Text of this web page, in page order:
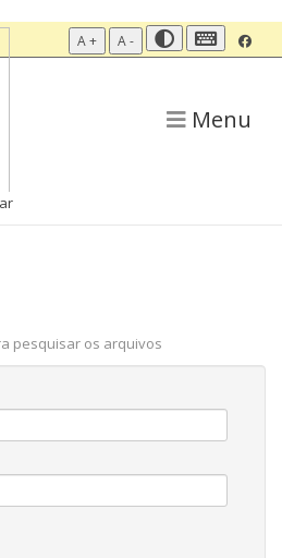
A + A -
Menu
pesquisar os arquivos